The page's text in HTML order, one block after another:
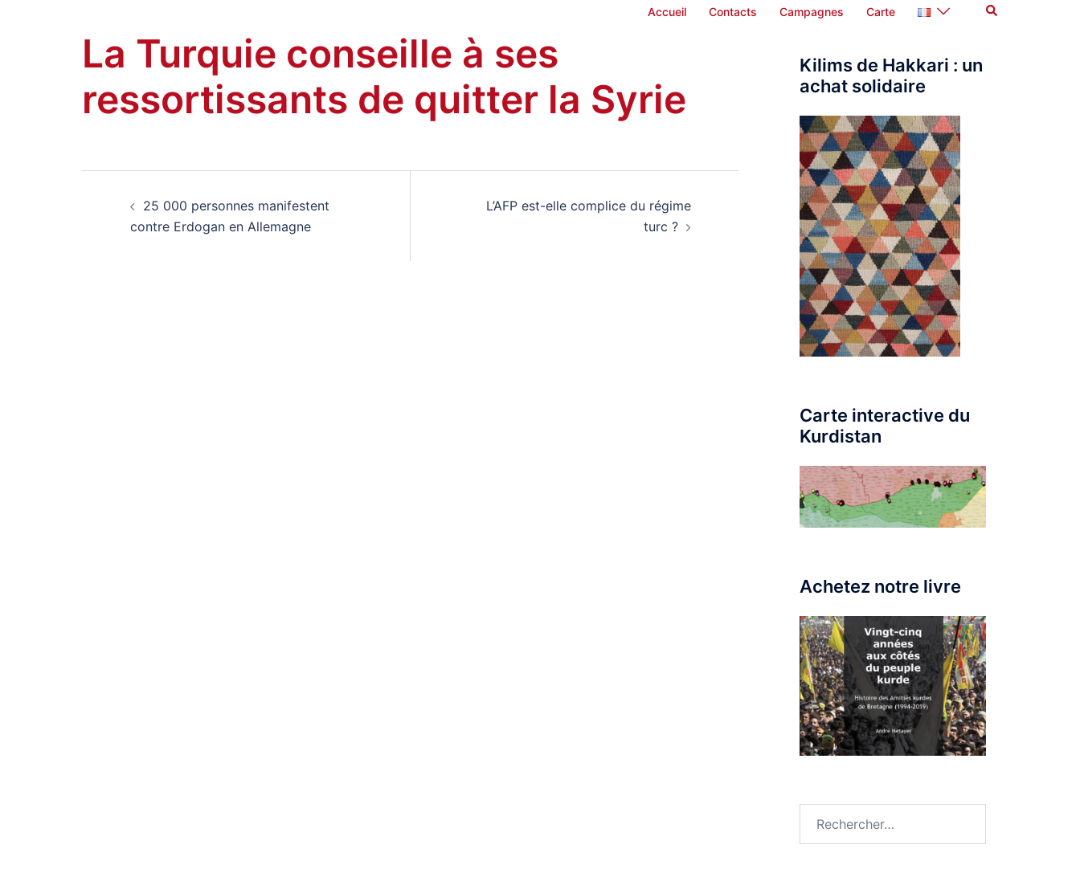
Accueil Contacts Campagnes Carte Rechercher
La Turquie conseille à ses
ressortissants de quitter la Syrie
d’article
25 000 personnes manifestent
contre Erdogan en Allemagne
L’AFP est-elle complice du régime
turc ?
Kilims de Hakkari : un
achat solidaire
Carte interactive du
Kurdistan
Achetez notre livre